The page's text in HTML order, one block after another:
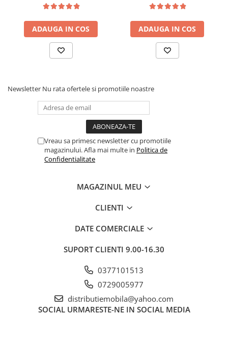
saltea ferm, negru
ADAUGA IN COS
tip Bonell, fata vara-iarna,
sistem de aerisire cu
butoni, Salt Confort
ADAUGA IN COS
Newsletter Nu rata ofertele si promotiile noastre
Vreau sa primesc newsletter cu promotiile
magazinului. Afla mai multe in Politica de
Confidentialitate
MAGAZINUL MEU
CLIENTI
DATE COMERCIALE
SUPORT CLIENTI 9.00-16.30
0377101513
0729005977
distributiemobila@yahoo.com
SOCIAL URMARESTE-NE IN SOCIAL MEDIA